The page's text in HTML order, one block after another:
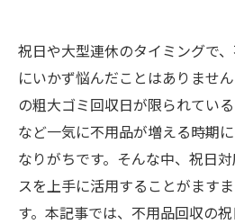
祝日や大型連休のタイミングで
にいかず悩んだことはありませ
の粗大ゴミ回収日が限られてい
など一気に不用品が増える時期
なりがちです。そんな中、祝日
スを上手に活用することがます
す。本記事では、不用品回収の